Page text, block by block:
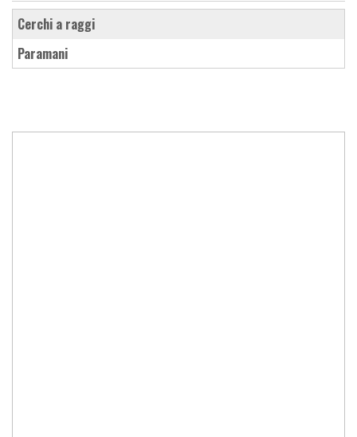
cerchi a raggi
paramani